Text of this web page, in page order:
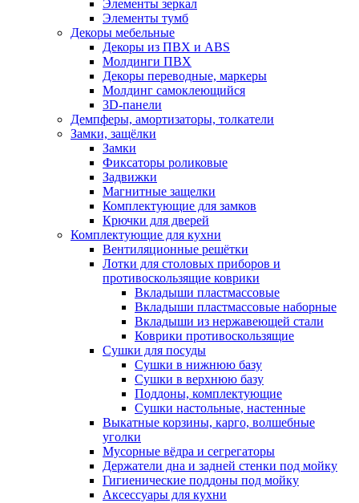
Элементы зеркал
Элементы тумб
Декоры мебельные
Декоры из ПВХ и ABS
Молдинги ПВХ
Декоры переводные, маркеры
Молдинг самоклеющийся
3D-панели
Демпферы, амортизаторы, толкатели
Замки, защёлки
Замки
Фиксаторы роликовые
Задвижки
Магнитные защелки
Комплектующие для замков
Крючки для дверей
Комплектующие для кухни
Вентиляционные решётки
Лотки для столовых приборов и
противоскользящие коврики
Вкладыши пластмассовые
Вкладыши пластмассовые наборные
Вкладыши из нержавеющей стали
Коврики противоскользящие
Сушки для посуды
Сушки в нижнюю базу
Сушки в верхнюю базу
Поддоны, комплектующие
Сушки настольные, настенные
Выкатные корзины, карго, волшебные
уголки
Мусорные вёдра и сегрегаторы
Держатели дна и задней стенки под мойку
Гигиенические поддоны под мойку
Аксессуары для кухни